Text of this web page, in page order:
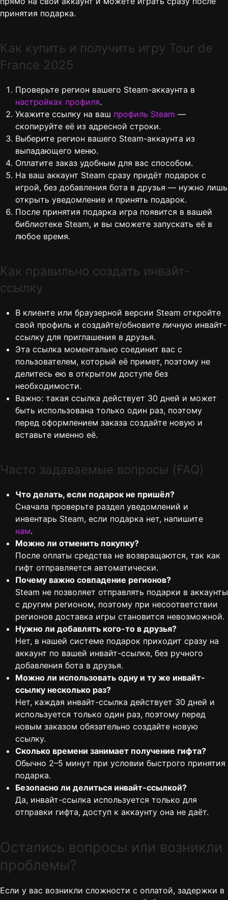
принятия подарка.
Как купить и получить игру Tour de
France 2025
Проверьте регион вашего Steam-аккаунта в
настройках профиля.
Укажите ссылку на ваш профиль Steam —
скопируйте её из адресной строки.
Выберите регион вашего Steam-аккаунта из
выпадающего меню.
Оплатите заказ удобным для вас способом.
На ваш аккаунт Steam сразу придёт подарок с
игрой, без добавления бота в друзья — нужно лишь
открыть уведомление и принять подарок.
После принятия подарка игра появится в вашей
библиотеке Steam, и вы сможете запускать её в
любое время.
Как правильно создать инвайт-
ссылку
В клиенте или браузерной версии Steam откройте
свой профиль и создайте/обновите личную инвайт-
ссылку для приглашения в друзья.
Эта ссылка моментально соединит вас с
пользователем, который её примет, поэтому не
делитесь ею в открытом доступе без
необходимости.
Важно: такая ссылка действует 30 дней и может
быть использована только один раз, поэтому
перед оформлением заказа создайте новую и
вставьте именно её.
Часто задаваемые вопросы (FAQ)
Что делать, если подарок не пришёл?
Сначала проверьте раздел уведомлений и
инвентарь Steam, если подарка нет, напишите
нам.
Можно ли отменить покупку?
После оплаты средства не возвращаются, так как
гифт отправляется автоматически.
Почему важно совпадение регионов?
Steam не позволяет отправлять подарки в аккаунты
с другим регионом, поэтому при несоответствии
регионов доставка игры становится невозможной.
Нужно ли добавлять кого-то в друзья?
Нет, в нашей системе подарок приходит сразу на
аккаунт по вашей инвайт-ссылке, без ручного
добавления бота в друзья.
Можно ли использовать одну и ту же инвайт-
ссылку несколько раз?
Нет, каждая инвайт-ссылка действует 30 дней и
используется только один раз, поэтому перед
новым заказом обязательно создайте новую
ссылку.
Сколько времени занимает получение гифта?
Обычно 2–5 минут при условии быстрого принятия
подарка.
Безопасно ли делиться инвайт-ссылкой?
Да, инвайт-ссылка используется только для
отправки гифта, доступ к аккаунту она не даёт.
Остались вопросы или возникли
проблемы?
Если у вас возникли сложности с оплатой, задержки в